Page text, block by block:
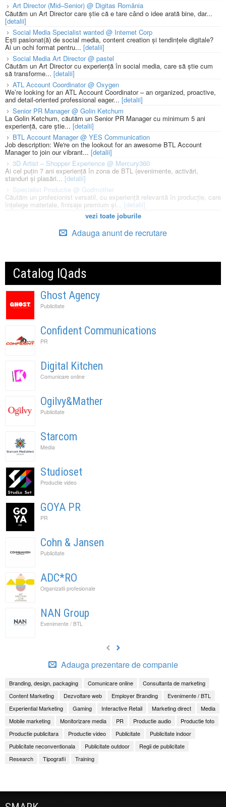
Art Director (Mid–Senior) @ Digitas România
Căutăm un Art Director care știe că e tare când o idee arată bine, dar...
[detalii]
Social Media Specialist wanted @ Internet Corp
Ești pasionat(ă) de social media, content creation și tendințele digitale?
Ai un ochi format pentru... [detalii]
Social Media Art Director @ pastel
Căutăm un Art Director cu experiență în social media, care să știe cum
să transforme... [detalii]
ATL Account Coordinator @ Oxygen
We’re looking for an ATL Account Coordinator – an organized, proactive,
and detail-oriented professional eager... [detalii]
Senior PR Manager @ Golin Ketchum
La Golin Ketchum, căutăm un Senior PR Manager cu minimum 5 ani
experiență, care știe... [detalii]
BTL Account Manager @ YES Communication
Job description: We're on the lookout for an awesome BTL Account
Manager to join our vibrant... [detalii]
3D Artist – Shopper Experience @ Mercury360
Ai cel puțin 7 ani experiență în zona de BTL (evenimente, activări,
standuri și plasări...[detalii]
Specialist Productie @ Godmother
Căutăm un profesionist versatil, cu experiență relevantă în producție, care
înțelege materiale, finisaje premium și... [detalii]
vezi toate joburile
Adauga anunt de recrutare
Catalog IQads
Ghost Agency
Publicitate
Confident Communications
PR
Digital Kitchen
Comunicare online
Ogilvy&Mather
Publicitate
Starcom
Media
Studioset
Productie video
GOYA PR
PR
Cohn & Jansen
Publicitate
ADC*RO
Organizatii profesionale
NAN Group
Evenimente / BTL
Adauga prezentare de companie
Branding, design, packaging Comunicare online
Consultanta de marketing
Content Marketing
Dezvoltare web Employer Branding
Evenimente / BTL
Experiential Marketing
Gaming Interactive Retail Marketing direct
Media
Mobile marketing
Monitorizare media PR Productie audio
Productie foto
Productie publicitara
Productie video Publicitate
Publicitate indoor
Publicitate neconventionala
Publicitate outdoor
Regii de publicitate
Research
Tipografii Training